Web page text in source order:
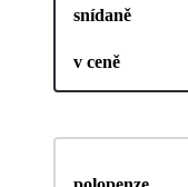
snídaně
v ceně